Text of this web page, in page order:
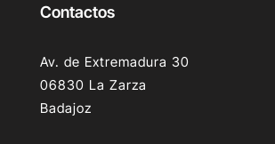
Contactos
Av. de Extremadura 30
06830 La Zarza
Badajoz